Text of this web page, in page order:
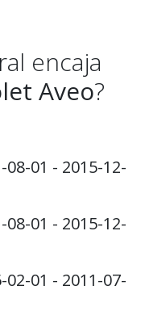
encaja
Aveo?
01 - 2015-12-
01 - 2015-12-
01 - 2011-07-